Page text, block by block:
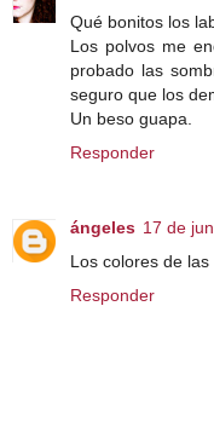
Qué bonitos los
Los polvos me
probado las
seguro que los
Un beso guapa.
Responder
ángeles 17 de
Los colores de
Responder